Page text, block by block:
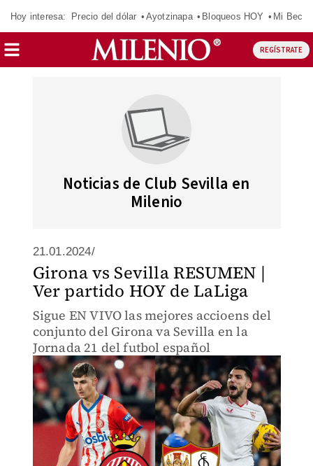
Hoy interesa: Precio del dólar Ayotzinapa Bloqueos HOY Mi Beca
REGÍSTRATE
Noticias de Club Sevilla en
Milenio
21.01.2024/
Girona vs Sevilla RESUMEN |
Ver partido HOY de LaLiga
Sigue EN VIVO las mejores accioens del
conjunto del Girona va Sevilla en la
Jornada 21 del futbol español